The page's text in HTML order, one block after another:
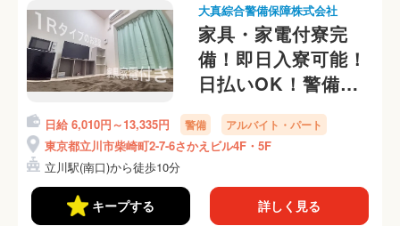
大真綜合警備保障株式会社
家具・家電付寮完
備！即日入寮可能！
日払いOK！警備員
さん募集中☆
日給 6,010円～13,335円 警備 アルバイト・パート
東京都立川市柴崎町2-7-6さかえビル4F・5F
立川駅(南口)から徒歩10分
キープする 詳しく見る